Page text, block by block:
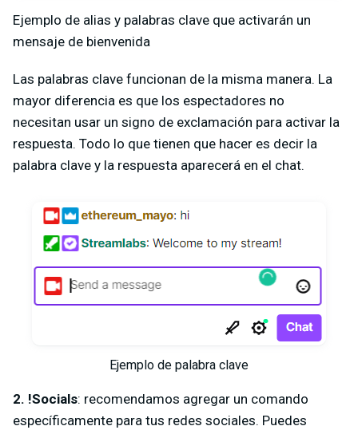
Ejemplo de alias y palabras clave que activarán un
mensaje de bienvenida
Las palabras clave funcionan de la misma manera. La
mayor diferencia es que los espectadores no
necesitan usar un signo de exclamación para activar la
respuesta. Todo lo que tienen que hacer es decir la
palabra clave y la respuesta aparecerá en el chat.
Ejemplo de palabra clave
2. !Socials: recomendamos agregar un comando
específicamente para tus redes sociales. Puedes